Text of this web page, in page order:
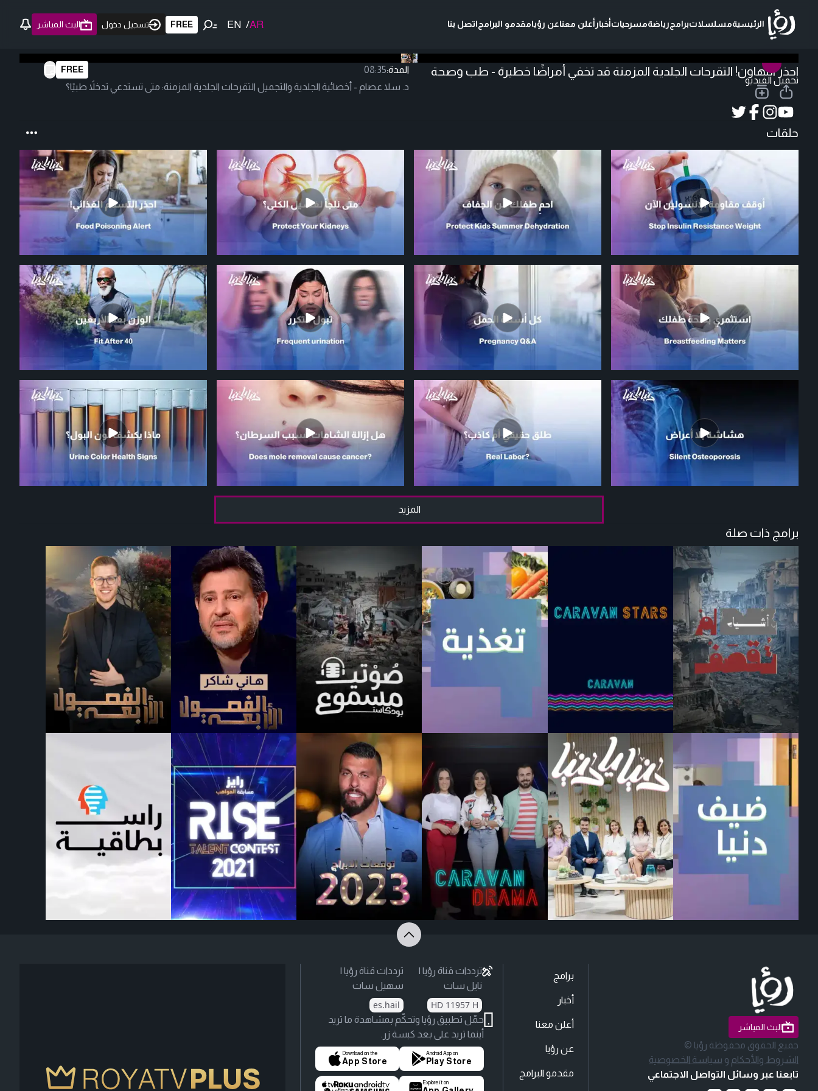
الرئيسيةمسلسلاتبرامجرياضةمسرحياتأخبارأعلن معناعن رؤيامقدمو البرامجاتصل بنا AR
/
EN
FREE تسجيل دخول البث المباشر
تحميل الفيديو
FREE احذر التهاون! التقرحات الجلدية المزمنة قد تخفي أمراضًا خطيرة - طب وصحة المدة:08:35
د. سلا عصام - أخصائية الجلدية والتجميل التقرحات الجلدية المزمنة: متى تستدعي تدخلاً طبيًا؟
حلقات
المزيد
برامج ذات صلة
البث المباشر
جميع الحقوق محفوظة رؤيا ©
الشروط والأحكام و سياسة الخصوصية
تابعنا عبر وسائل التواصل الاجتماعي
برامج
أخبار
أعلن معنا
عن رؤيا
مقدمو البرامج
ترددات قناة رؤيا |
نايل سات
HD 11957 H
ترددات قناة رؤيا |
سهيل سات
es.hail
حمّل تطبيق رؤيا وتحكّم بمشاهدة ما تريد
أينما تريد على بعد كبسة زر.
Android App on
Play Store
Download on the
App Store
Explore it on